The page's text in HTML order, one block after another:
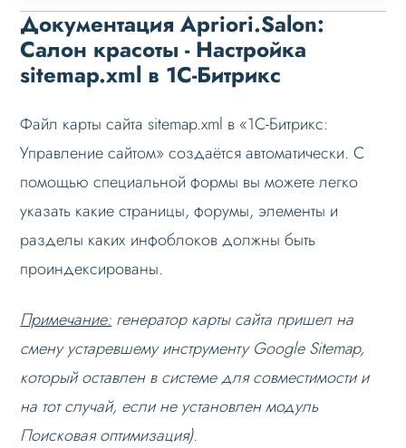
Возможности
Примеры страниц
Установка и обновление
Дизайн
Оформление контента
Мультирегиональность
Возможности
Настройка на хостинге
Режимы работы
Основные теги
Настройка данных
Документация Apriori.Salon:
Салон красоты - Настройка
sitemap.xml в 1С-Битрикс
Файл карты сайта sitemap.xml в «1С-Битрикс:
Управление сайтом» создаётся автоматически. С
помощью специальной формы вы можете легко
указать какие страницы, форумы, элементы и
разделы каких инфоблоков должны быть
проиндексированы.
Примечание: генератор карты сайта пришел на
смену устаревшему инструменту Google Sitemap,
который оставлен в системе для совместимости и
на тот случай, если не установлен модуль
Поисковая оптимизация).